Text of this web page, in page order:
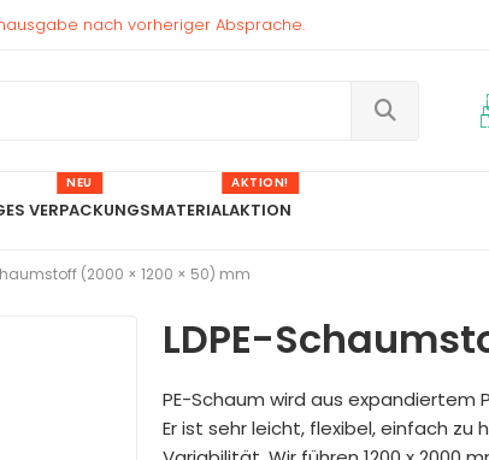
nach vorheriger Absprache.
VERPACKUNGSMATERIAL
NEU
AKTION
AKTION!
(2000 × 1200 × 50) mm
LDPE-
PE-Schaum wird aus
Er ist sehr leicht, flexibel, einfach